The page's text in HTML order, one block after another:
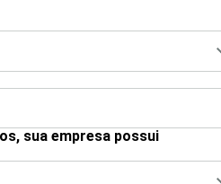
sua empresa possui